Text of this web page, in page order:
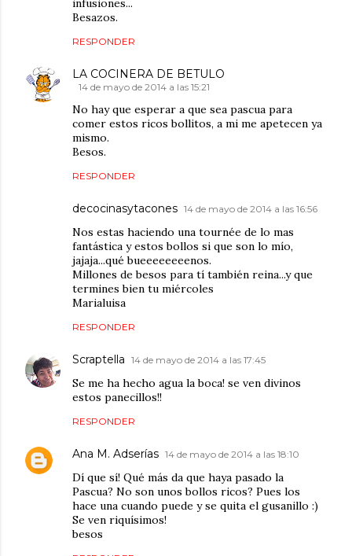
infusiones...
Besazos.
RESPONDER
LA COCINERA DE BETULO
14 de mayo de 2014 a las 15:21
No hay que esperar a que sea pascua para
comer estos ricos bollitos, a mi me apetecen ya
mismo.
Besos.
RESPONDER
decocinasytacones 14 de mayo de 2014 a las 16:56
Nos estas haciendo una tournée de lo mas
fantástica y estos bollos si que son lo mío,
jajaja...qué bueeeeeeeenos.
Millones de besos para tí también reina...y que
termines bien tu miércoles
Marialuisa
RESPONDER
Scraptella 14 de mayo de 2014 a las 17:45
Se me ha hecho agua la boca! se ven divinos
estos panecillos!!
RESPONDER
Ana M. Adserías 14 de mayo de 2014 a las 18:10
Dí que sí! Qué más da que haya pasado la
Pascua? No son unos bollos ricos? Pues los
hace una cuando puede y se quita el gusanillo :)
Se ven riquísimos!
besos